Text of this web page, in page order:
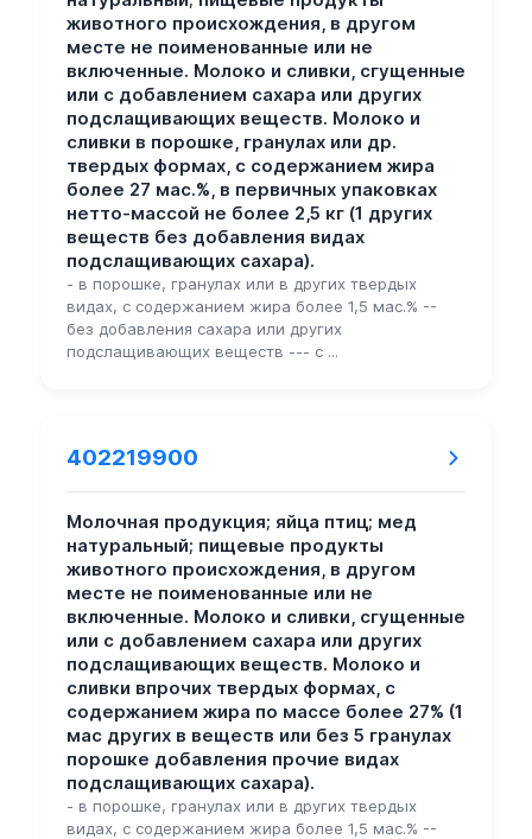
животного происхождения, в другом
месте не поименованные или не
включенные. Молоко и сливки, сгущенные
или с добавлением сахара или других
подслащивающих веществ. Молоко и
сливки в порошке, гранулах или др.
твердых формах, с содержанием жира
более 27 мас.%, в первичных упаковках
нетто-массой не более 2,5 кг (1 других
веществ без добавления видах
подслащивающих сахара).
- в порошке, гранулах или в других твердых
видах, с содержанием жира более 1,5 мас.% --
без добавления сахара или других
подслащивающих веществ --- с ...
402219900
Молочная продукция; яйца птиц; мед
натуральный; пищевые продукты
животного происхождения, в другом
месте не поименованные или не
включенные. Молоко и сливки, сгущенные
или с добавлением сахара или других
подслащивающих веществ. Молоко и
сливки впрочих твердых формах, с
содержанием жира по массе более 27% (1
мас других в веществ или без 5 гранулах
порошке добавления прочие видах
подслащивающих сахара).
- в порошке, гранулах или в других твердых
видах, с содержанием жира более 1,5 мас.% --